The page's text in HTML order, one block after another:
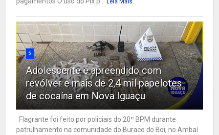
5
Adolescente é apreendido com
revólver e mais de 2,4 mil papelotes
de cocaína em Nova Iguaçu
Flagrante foi feito por policiais do 20º BPM durante
patrulhamento na comunidade do Buraco do Boi, no Ambaí